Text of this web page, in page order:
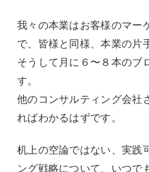
我々の本業はお客様のマー
で、皆様と同様、本業の片
そうして月に６〜８本のブ
す。
他のコンサルティング会
ればわかるはずです。
机上の空論ではない、実践
ング戦略について、いつで